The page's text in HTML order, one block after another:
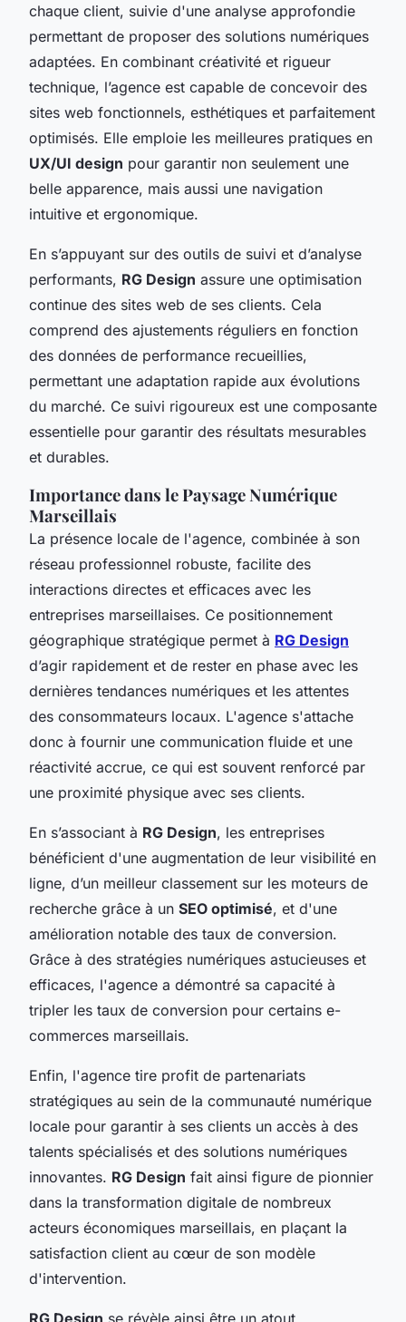
chaque client, suivie d'une analyse approfondie
permettant de proposer des solutions numériques
adaptées. En combinant créativité et rigueur
technique, l’agence est capable de concevoir des
sites web fonctionnels, esthétiques et parfaitement
optimisés. Elle emploie les meilleures pratiques en
UX/UI design pour garantir non seulement une
belle apparence, mais aussi une navigation
intuitive et ergonomique.
En s’appuyant sur des outils de suivi et d’analyse
performants, RG Design assure une optimisation
continue des sites web de ses clients. Cela
comprend des ajustements réguliers en fonction
des données de performance recueillies,
permettant une adaptation rapide aux évolutions
du marché. Ce suivi rigoureux est une composante
essentielle pour garantir des résultats mesurables
et durables.
Importance dans le Paysage Numérique
Marseillais
La présence locale de l'agence, combinée à son
réseau professionnel robuste, facilite des
interactions directes et efficaces avec les
entreprises marseillaises. Ce positionnement
géographique stratégique permet à RG Design
d’agir rapidement et de rester en phase avec les
dernières tendances numériques et les attentes
des consommateurs locaux. L'agence s'attache
donc à fournir une communication fluide et une
réactivité accrue, ce qui est souvent renforcé par
une proximité physique avec ses clients.
En s’associant à RG Design, les entreprises
bénéficient d'une augmentation de leur visibilité en
ligne, d’un meilleur classement sur les moteurs de
recherche grâce à un SEO optimisé, et d'une
amélioration notable des taux de conversion.
Grâce à des stratégies numériques astucieuses et
efficaces, l'agence a démontré sa capacité à
tripler les taux de conversion pour certains e-
commerces marseillais.
Enfin, l'agence tire profit de partenariats
stratégiques au sein de la communauté numérique
locale pour garantir à ses clients un accès à des
talents spécialisés et des solutions numériques
innovantes. RG Design fait ainsi figure de pionnier
dans la transformation digitale de nombreux
acteurs économiques marseillais, en plaçant la
satisfaction client au cœur de son modèle
d'intervention.
RG Design se révèle ainsi être un atout